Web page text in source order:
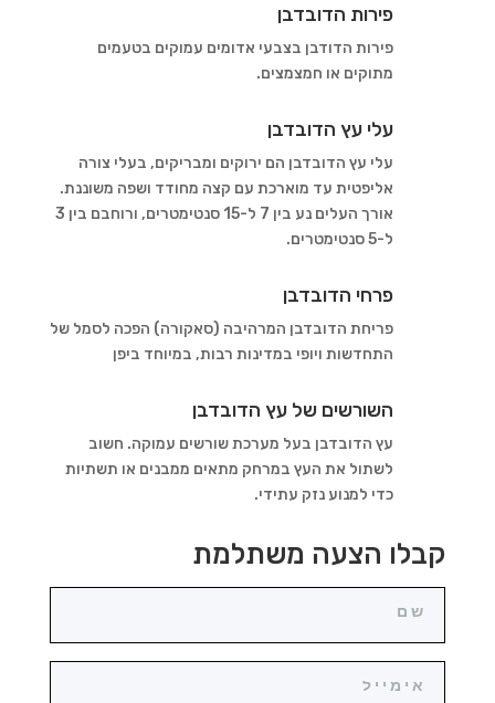
פירות הדובדבן
פירות הדודבן בצבעי אדומים עמוקים בטעמים
מתוקים או חמצמצים.
עלי עץ הדובדבן
עלי עץ הדובדבן הם ירוקים ומבריקים, בעלי צורה
אליפטית עד מוארכת עם קצה מחודד ושפה משוננת.
אורך העלים נע בין 7 ל-15 סנטימטרים , ורוחבם בין 3
ל-5 סנטימטרים
.
פרחי הדובדבן
פריחת הדובדבן המרהיבה (סאקורה) הפכה לסמל של
התחדשות ויופי במדינות רבות, במיוחד ביפן
השורשים של עץ הדובדבן
עץ הדובדבן בעל מערכת שורשים עמוקה. חשוב
לשתול את העץ במרחק מתאים ממבנים או תשתיות
כדי למנוע נזק עתידי.
קבלו הצעה משתלמת